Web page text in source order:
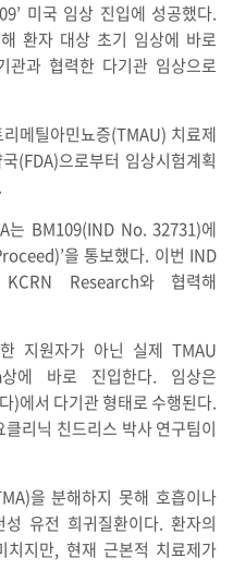
미국 임상 진입에 성공했다.
환자 대상 초기 임상에 바로
관과 협력한 다기관 임상으로
메틸아민뇨증(TMAU) 치료제
(FDA)으로부터 임상시험계획
는 BM109(IND No. 32731)에
을 통보했다. 이번 IND
KCRN Research와 협력해
지원자가 아닌 실제 TMAU
에 바로 진입한다. 임상은
)에서 다기관 형태로 수행된다.
리닉 친드리스 박사 연구팀이
을 분해하지 못해 호흡이나
유전 희귀질환이다. 환자의
지만, 현재 근본적 치료제가